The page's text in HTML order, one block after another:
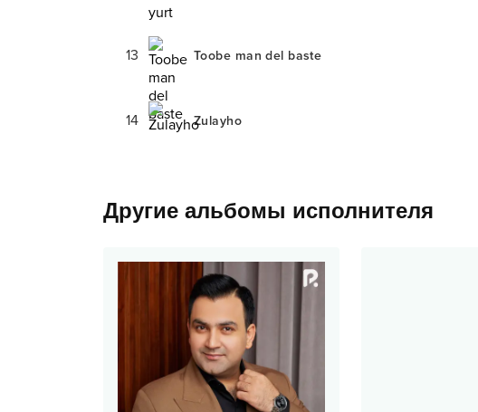
13 Toobe man del baste
14 Zulayho
Другие альбомы исполнителя